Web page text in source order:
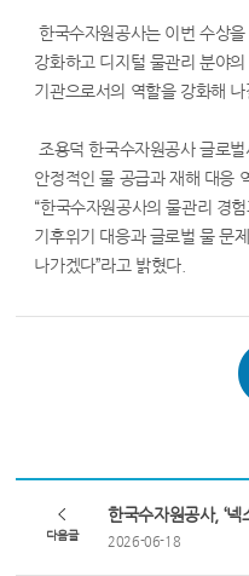
한국수자원공사는 이번 수상
강화하고 디지털 물관리 분야
기관으로서의 역할을 강화해 나
조용덕 한국수자원공사 글로
안정적인 물 공급과 재해 대응
“한국수자원공사의 물관리 경
기후위기 대응과 글로벌 물 문
나가겠다”라고 밝혔다.
다음글 2026-06-18